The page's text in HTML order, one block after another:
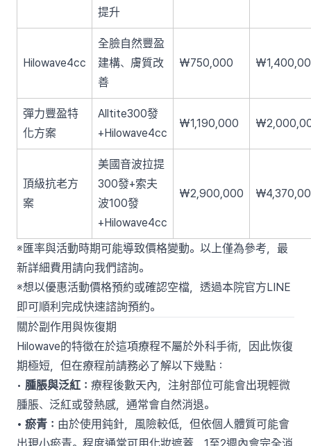
提升
Hilowave4cc
全臉自然豐盈
建構、膚質改
善
₩750,000
彈力豐盈特
化方案
Alltite300發
+Hilowave4cc
₩1,190,000
頂級抗老方
案
美國音波拉提
300發+索夫
波100發
+Hilowave4cc
₩2,900,000
※匯率與活動時期可能導致價格變動。以上僅為參考，最
新詳細費用請向我們諮詢。
※想以優惠活動價格預約或確認空檔，透過本院官方LINE
即可順利完成快速諮詢預約。
關於副作用與恢復期
Hilowave的特徵在於這項療程不屬於外科手術，因此恢復
期極短，但在療程前請務必了解以下幾點：
• 腫脹與泛紅： 療程後數天內，注射部位可能會出現輕微
腫脹、泛紅或發熱感，通常會自然消退。
• 瘀青： 由於使用鈍針，風險較低，但依個人體質可能會